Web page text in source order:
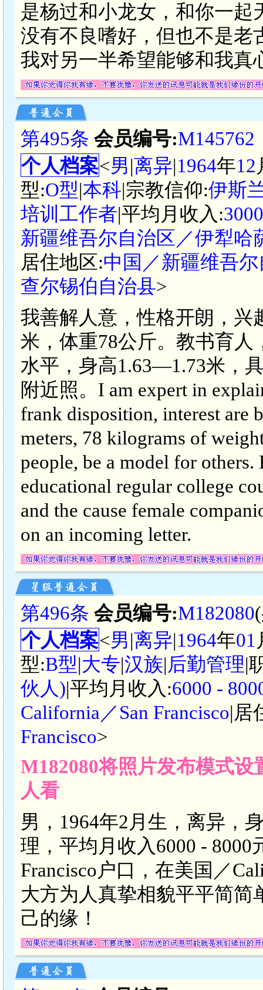
是杨过和小龙女，和你一起
没有不良嗜好，但也不是老
我对另一半希望能够和我真
第495条 会员编号:M145762
个人档案<男|离异|1964年12
型:O型|本科|宗教信仰:伊斯
培训工作者|平均月收入:
新疆维吾尔自治区／伊犁
居住地区:中国／新疆维吾
查尔锡伯自治县>
我善解人意，性格开朗，兴
米，体重78公斤。教书育
水平，身高1.63—1.73米，
附近照。I am expert in
frank disposition, interest are
meters, 78 kilograms of
people, be a model for
educational regular college
and the cause female
on an incoming letter.
第496条 会员编号:M182080
个人档案<男|离异|1964年01
型:B型|大专|汉族|后勤管理|
伙人)|平均月收入:6000 -
California／San Francisco|居
Francisco>
M182080将照片发布模式
人看
男，1964年2月生，离异，
理，平均月收入6000 - 8000
Francisco户口，在美国／
大方为人真挚相貌平平简
己的缘！